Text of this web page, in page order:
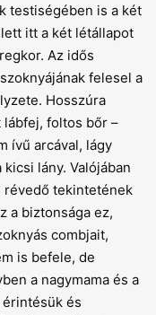
testiségében is a két
itt a két létállapot
Az idős
felesel a
Hosszúra
lábfej, foltos bőr –
ívű arcával, lágy
lány. Valójában
révedő tekintetének
a biztonsága ez,
combjait,
is befele, de
a nagymama és a
és